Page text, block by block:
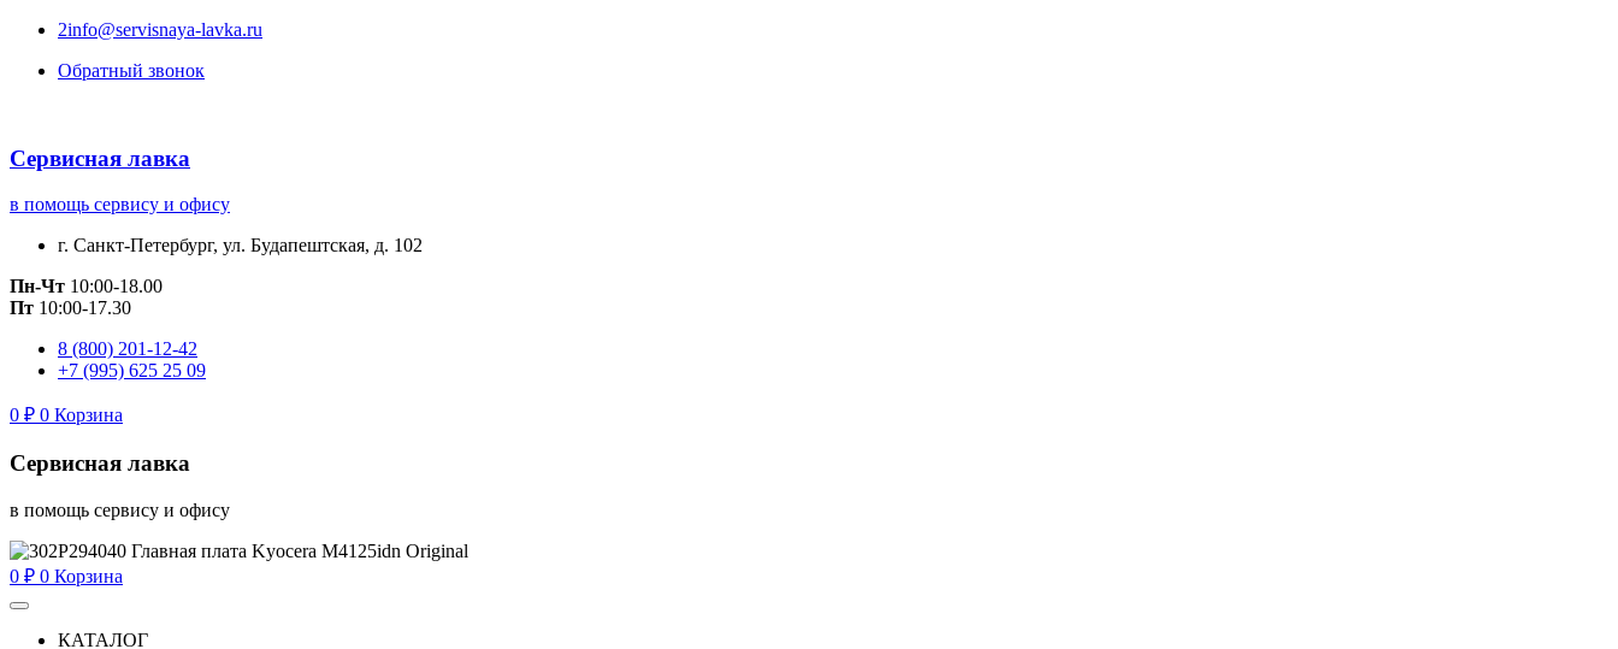
2info@servisnaya-lavka.ru
Обратный звонок
Сервисная лавка
в помощь сервису и офису
г. Санкт-Петербург, ул. Будапештская, д. 102
Пн-Чт 10:00-18.00
Пт 10:00-17.30
8 (800) 201-12-42
+7 (995) 625 25 09
0 ₽ 0 Корзина
Сервисная лавка
в помощь сервису и офису
0 ₽ 0 Корзина
КАТАЛОГ